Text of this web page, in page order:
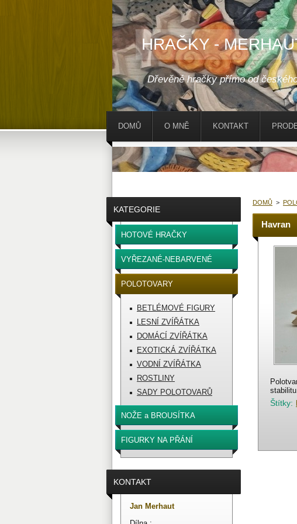
HRAČKY -
Dřevěné hračky přímo od
DOMŮ >
Havran
Štítky:
KATEGORIE
HOTOVÉ HRAČKY
VYŘEZANÉ-NEBARVENÉ
POLOTOVARY
BETLÉMOVÉ FIGURY
LESNÍ ZVÍŘÁTKA
DOMÁCÍ ZVÍŘÁTKA
EXOTICKÁ ZVÍŘÁTKA
VODNÍ ZVÍŘÁTKA
ROSTLINY
SADY POLOTOVARŮ
NOŽE a BROUSÍTKA
FIGURKY NA PŘÁNÍ
KONTAKT
Jan Merhaut
DOMŮ O MNĚ KONTAKT